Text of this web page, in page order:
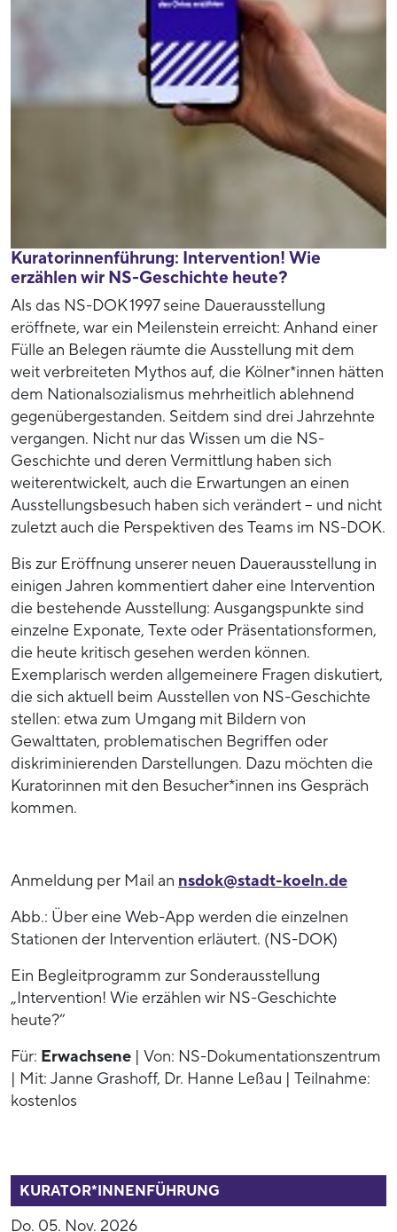
Kuratorinnenführung: Intervention! Wie
erzählen wir NS-Geschichte heute?
Als das NS-DOK 1997 seine Dauerausstellung
eröffnete, war ein Meilenstein erreicht: Anhand einer
Fülle an Belegen räumte die Ausstellung mit dem
weit verbreiteten Mythos auf, die Kölner*innen hätten
dem Nationalsozialismus mehrheitlich ablehnend
gegenübergestanden. Seitdem sind drei Jahrzehnte
vergangen. Nicht nur das Wissen um die NS-
Geschichte und deren Vermittlung haben sich
weiterentwickelt, auch die Erwartungen an einen
Ausstellungsbesuch haben sich verändert – und nicht
zuletzt auch die Perspektiven des Teams im NS-DOK.
Bis zur Eröffnung unserer neuen Dauerausstellung in
einigen Jahren kommentiert daher eine Intervention
die bestehende Ausstellung: Ausgangspunkte sind
einzelne Exponate, Texte oder Präsentationsformen,
die heute kritisch gesehen werden können.
Exemplarisch werden allgemeinere Fragen diskutiert,
die sich aktuell beim Ausstellen von NS-Geschichte
stellen: etwa zum Umgang mit Bildern von
Gewalttaten, problematischen Begriffen oder
diskriminierenden Darstellungen. Dazu möchten die
Kuratorinnen mit den Besucher*innen ins Gespräch
kommen.
Anmeldung per Mail an nsdok@stadt-koeln.de
Abb.: Über eine Web-App werden die einzelnen
Stationen der Intervention erläutert. (NS-DOK)
Ein Begleitprogramm zur Sonderausstellung
„Intervention! Wie erzählen wir NS-Geschichte
heute?“
Für: Erwachsene | Von: NS-Dokumentationszentrum
| Mit: Janne Grashoff, Dr. Hanne Leßau | Teilnahme:
kostenlos
KURATOR*INNENFÜHRUNG
Do. 05. Nov. 2026